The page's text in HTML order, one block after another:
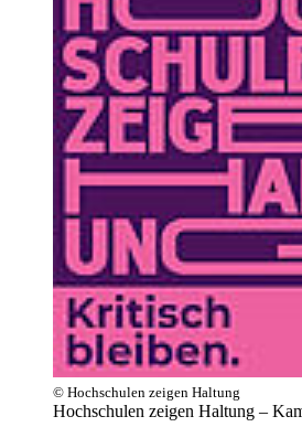
© Hochschulen zeigen Haltung
Hochschulen zeigen Haltung –